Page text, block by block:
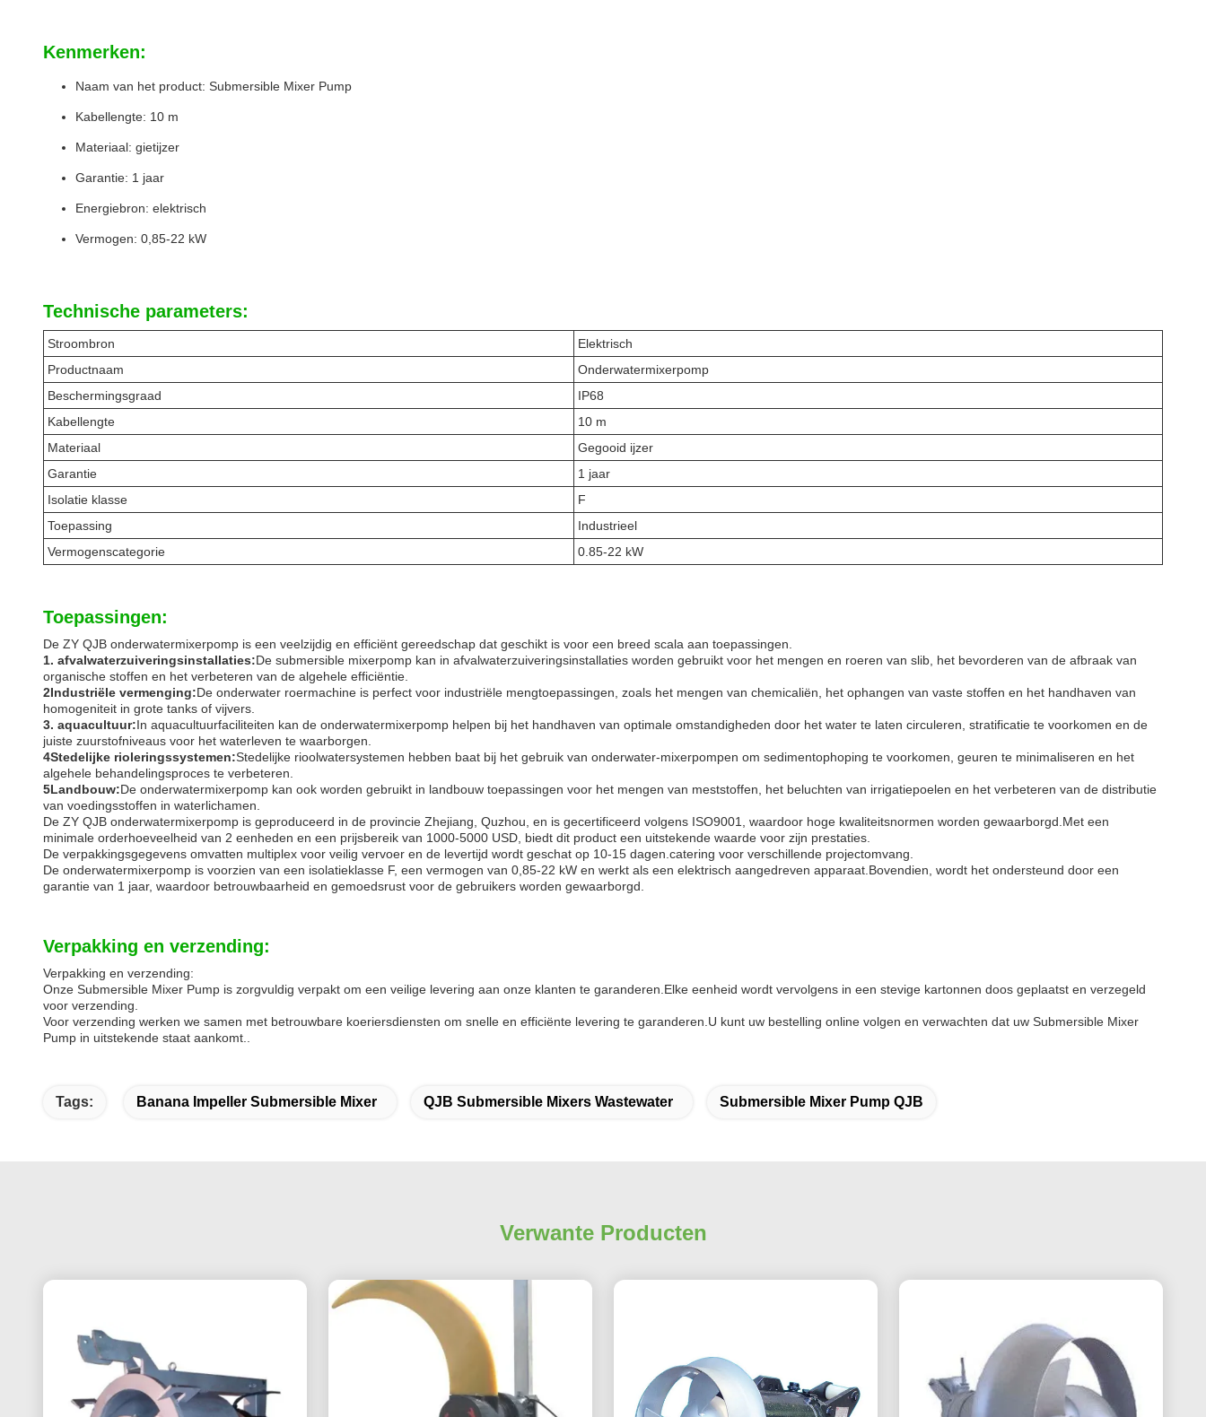
Kenmerken:
Naam van het product: Submersible Mixer Pump
Kabellengte: 10 m
Materiaal: gietijzer
Garantie: 1 jaar
Energiebron: elektrisch
Vermogen: 0,85-22 kW
Technische parameters:
Stroombron
Elektrisch
Productnaam
Onderwatermixerpomp
Beschermingsgraad
IP68
Kabellengte
10 m
Materiaal
Gegooid ijzer
Garantie
1 jaar
Isolatie klasse
F
Toepassing
Industrieel
Vermogenscategorie
0.85-22 kW
Toepassingen:
De ZY QJB onderwatermixerpomp is een veelzijdig en efficiënt gereedschap dat geschikt is voor een breed scala aan toepassingen.
1. afvalwaterzuiveringsinstallaties:De submersible mixerpomp kan in afvalwaterzuiveringsinstallaties worden gebruikt voor het mengen en roeren van slib, het bevorderen van de afbraak van
organische stoffen en het verbeteren van de algehele efficiëntie.
2Industriële vermenging:De onderwater roermachine is perfect voor industriële mengtoepassingen, zoals het mengen van chemicaliën, het ophangen van vaste stoffen en het handhaven van
homogeniteit in grote tanks of vijvers.
3. aquacultuur:In aquacultuurfaciliteiten kan de onderwatermixerpomp helpen bij het handhaven van optimale omstandigheden door het water te laten circuleren, stratificatie te voorkomen en de
juiste zuurstofniveaus voor het waterleven te waarborgen.
4Stedelijke rioleringssystemen:Stedelijke rioolwatersystemen hebben baat bij het gebruik van onderwater-mixerpompen om sedimentophoping te voorkomen, geuren te minimaliseren en het
algehele behandelingsproces te verbeteren.
5Landbouw:De onderwatermixerpomp kan ook worden gebruikt in landbouw toepassingen voor het mengen van meststoffen, het beluchten van irrigatiepoelen en het verbeteren van de distributie
van voedingsstoffen in waterlichamen.
De ZY QJB onderwatermixerpomp is geproduceerd in de provincie Zhejiang, Quzhou, en is gecertificeerd volgens ISO9001, waardoor hoge kwaliteitsnormen worden gewaarborgd.Met een
minimale orderhoeveelheid van 2 eenheden en een prijsbereik van 1000-5000 USD, biedt dit product een uitstekende waarde voor zijn prestaties.
De verpakkingsgegevens omvatten multiplex voor veilig vervoer en de levertijd wordt geschat op 10-15 dagen.catering voor verschillende projectomvang.
De onderwatermixerpomp is voorzien van een isolatieklasse F, een vermogen van 0,85-22 kW en werkt als een elektrisch aangedreven apparaat.Bovendien, wordt het ondersteund door een
garantie van 1 jaar, waardoor betrouwbaarheid en gemoedsrust voor de gebruikers worden gewaarborgd.
Verpakking en verzending:
Verpakking en verzending:
Onze Submersible Mixer Pump is zorgvuldig verpakt om een veilige levering aan onze klanten te garanderen.Elke eenheid wordt vervolgens in een stevige kartonnen doos geplaatst en verzegeld
voor verzending.
Voor verzending werken we samen met betrouwbare koeriersdiensten om snelle en efficiënte levering te garanderen.U kunt uw bestelling online volgen en verwachten dat uw Submersible Mixer
Pump in uitstekende staat aankomt..
Tags: Banana Impeller Submersible Mixer QJB Submersible Mixers Wastewater Submersible Mixer Pump QJB
Verwante Producten